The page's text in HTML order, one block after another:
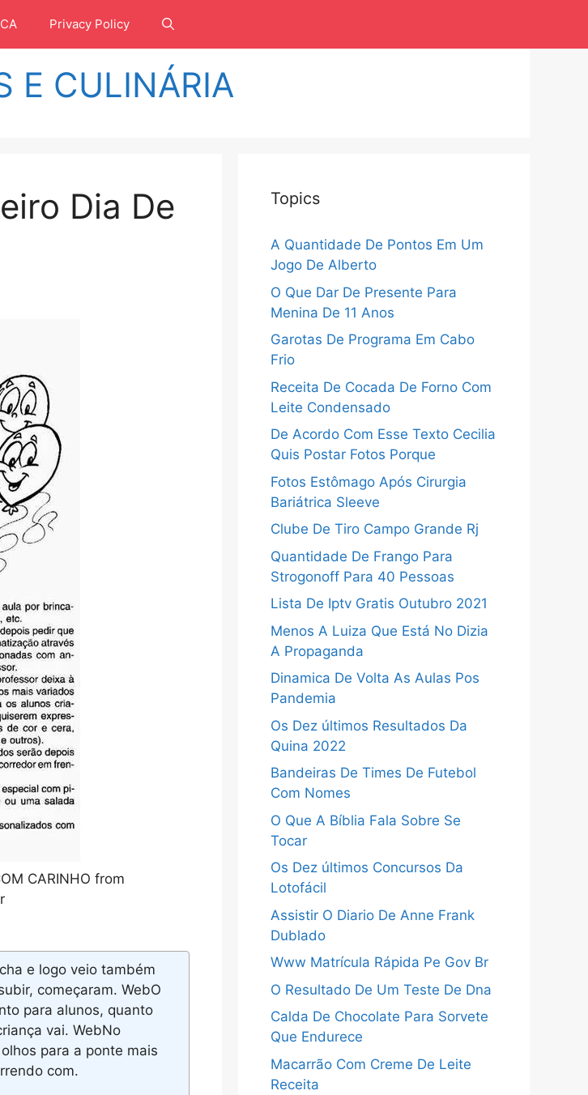
Privacy Policy
E CULINÁRIA
Dia De
CARINHO from
e logo veio também
começaram. WebO
para alunos, quanto
vai. WebNo
para a ponte mais
com.
Topics
A Quantidade De Pontos Em Um
Jogo De Alberto
O Que Dar De Presente Para
Menina De 11 Anos
Garotas De Programa Em Cabo
Frio
Receita De Cocada De Forno Com
Leite Condensado
De Acordo Com Esse Texto Cecilia
Quis Postar Fotos Porque
Fotos Estômago Após Cirurgia
Bariátrica Sleeve
Clube De Tiro Campo Grande Rj
Quantidade De Frango Para
Strogonoff Para 40 Pessoas
Lista De Iptv Gratis Outubro 2021
Menos A Luiza Que Está No Dizia
A Propaganda
Dinamica De Volta As Aulas Pos
Pandemia
Os Dez últimos Resultados Da
Quina 2022
Bandeiras De Times De Futebol
Com Nomes
O Que A Bíblia Fala Sobre Se
Tocar
Os Dez últimos Concursos Da
Lotofácil
Assistir O Diario De Anne Frank
Dublado
Www Matrícula Rápida Pe Gov Br
O Resultado De Um Teste De Dna
Calda De Chocolate Para Sorvete
Que Endurece
Macarrão Com Creme De Leite
Receita